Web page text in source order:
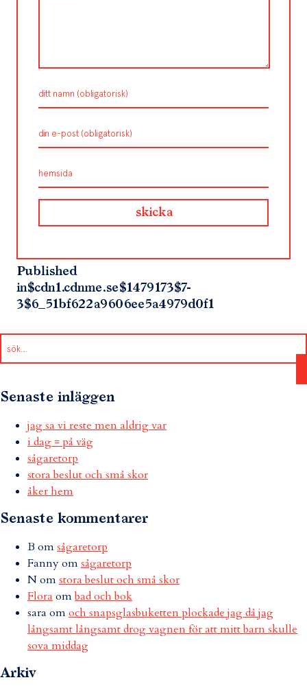
Published
in$cdn1.cdnme.se$1479173$7-
3$6_51bf622a9606ee5a4979d0f1
Senaste inläggen
jag sa vi reste men aldrig var
i dag = på väg
sågaretorp
stora beslut och små skor
åker hem
Senaste kommentarer
B omsågaretorp
Fannyomsågaretorp
Nomstora beslut och små skor
Flora ombad och bok
sara omoch snapsglasbuketten plockade jag då jag
långsamt långsamt drog vagnen för att mitt barn skulle
sova middag
Arkiv